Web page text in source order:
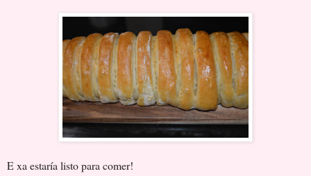
E xa estaría listo para comer!